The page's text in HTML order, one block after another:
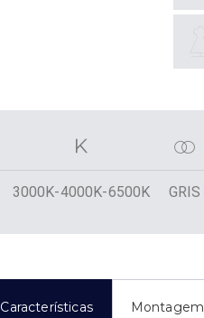
3000K-4000K-6500K GRIS
Características Montagem